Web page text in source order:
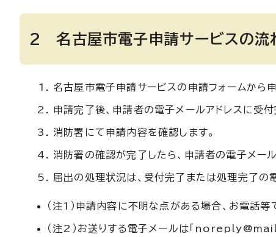
2 名古屋市電子申請サービスの流
名古屋市電子申請サービスの申請フォームから申
申請完了後、申請者の電子メールアドレスに受
消防署にて申請内容を確認します。
消防署の確認が完了したら、申請者の電子メー
届出の処理状況は、受付完了または処理完了の
（注1）申請内容に不明な点がある場合、お電話
（注2）お送りする電子メールは「